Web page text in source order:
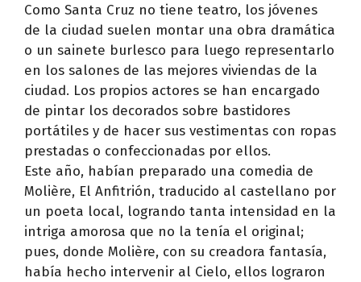
Como Santa Cruz no tiene teatro, los jóvenes
de la ciudad suelen montar una obra dramática
o un sainete burlesco para luego representarlo
en los salones de las mejores viviendas de la
ciudad. Los propios actores se han encargado
de pintar los decorados sobre bastidores
portátiles y de hacer sus vestimentas con ropas
prestadas o confeccionadas por ellos.
Este año, habían preparado una comedia de
Molière, El Anfitrión, traducido al castellano por
un poeta local, logrando tanta intensidad en la
intriga amorosa que no la tenía el original;
pues, donde Molière, con su creadora fantasía,
había hecho intervenir al Cielo, ellos lograron